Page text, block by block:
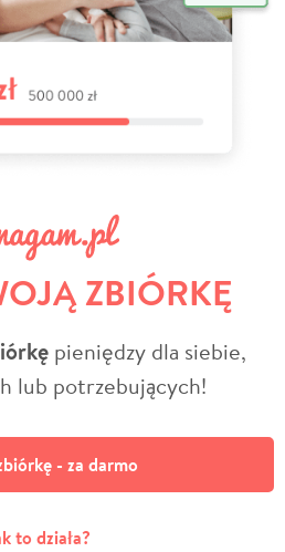
ZBIÓRKĘ
pieniędzy dla siebie,
lub potrzebujących!
- za darmo
to działa?